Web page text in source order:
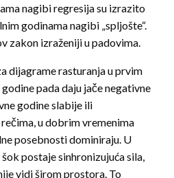
nagibi regresija su izrazito
godinama nagibi „spljošte“.
zakon izraženiji u padovima.
dijagrame rasturanja u prvim
pada daju jače negativne
godine slabije ili
u dobrim vremenima
posebnosti dominiraju. U
postaje sinhronizujuća sila,
vidi širom prostora. To